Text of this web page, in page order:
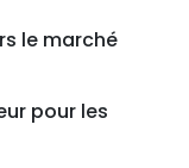
le marché
pour les